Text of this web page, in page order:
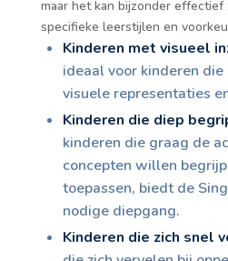
maar het kan bijzonder
specifieke leerstijlen en
Kinderen met visueel
ideaal voor kinderen
visuele representaties
Kinderen die diep
kinderen die graag de
concepten willen
toepassen, biedt de
nodige diepgang.
Kinderen die zich snel